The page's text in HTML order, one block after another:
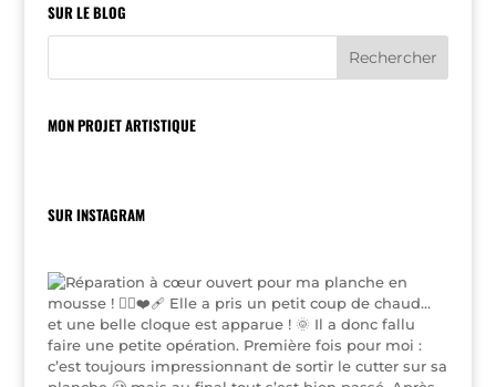
SUR LE BLOG
MON PROJET ARTISTIQUE
SUR INSTAGRAM